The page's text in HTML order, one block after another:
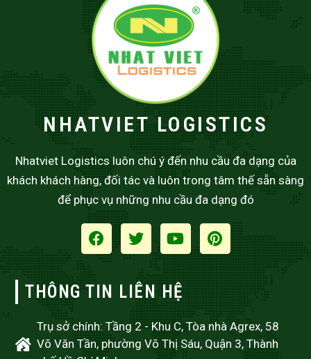
NHATVIET LOGISTICS
Nhatviet Logistics luôn chú ý đến nhu cầu đa dạng của
khách khách hàng, đối tác và luôn trong tâm thế sẵn sàng
để phục vụ những nhu cầu đa dạng đó
THÔNG TIN LIÊN HỆ
Trụ sở chính: Tầng 2 - Khu C, Tòa nhà Agrex, 58
Võ Văn Tần, phường Võ Thị Sáu, Quận 3, Thành